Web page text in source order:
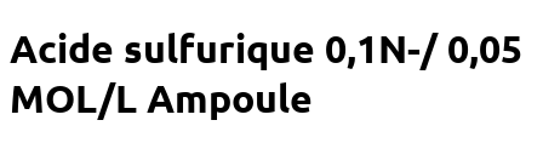
Acide sulfurique 0,1N-/ 0,05
MOL/L Ampoule